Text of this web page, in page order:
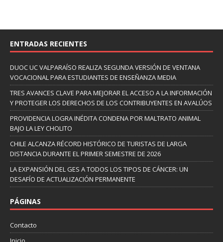
ENTRADAS RECIENTES
DUOC UC VALPARAÍSO REALIZA SEGUNDA VERSIÓN DE VENTANA
VOCACIONAL PARA ESTUDIANTES DE ENSEÑANZA MEDIA
TRES AVANCES CLAVE PARA MEJORAR EL ACCESO A LA INFORMACIÓN
Y PROTEGER LOS DERECHOS DE LOS CONTRIBUYENTES EN AVALÚOS
PROVIDENCIA LOGRA INÉDITA CONDENA POR MALTRATO ANIMAL
BAJO LA LEY CHOLITO
CHILE ALCANZA RÉCORD HISTÓRICO DE TURISTAS DE LARGA
DISTANCIA DURANTE EL PRIMER SEMESTRE DE 2026
LA EXPANSIÓN DEL GES A TODOS LOS TIPOS DE CÁNCER: UN
DESAFÍO DE ACTUALIZACIÓN PERMANENTE
PÁGINAS
Contacto